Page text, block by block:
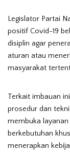
Legislator Partai
positif Covid-19
disiplin agar
aturan atau
masyarakat
Terkait imbauan
prosedur dan
membuka
berkebutuhan
menerapkan